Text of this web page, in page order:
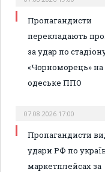
Пропагандисти
перекладають
за удар по
«Чорноморець» на
одеське ППО
07.08.2026 17:00
Пропагандисти
удари РФ по
маркетплейсах за